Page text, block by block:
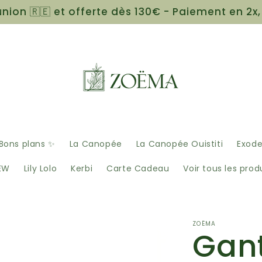
🇷🇪 et offerte dès 130€ - Paiement en
plans ✨ La Canopée La Canopée Ouistiti Exode
Lily Lolo Kerbi Carte Cadeau Voir tous les
ZOËMA